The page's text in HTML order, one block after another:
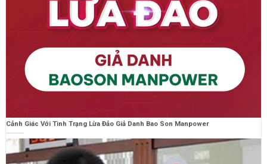
Cảnh Giác Với Tình Trạng Lừa Đảo Giả Danh Bao Son Manpower